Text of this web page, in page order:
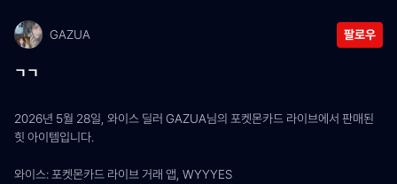
GAZUA 팔로우
ㄱㄱ
2026년 5월 28일, 와이스 딜러 GAZUA님의 포켓몬카드 라이브에서 판매된
힛 아이템입니다.
와이스: 포켓몬카드 라이브 거래 앱, WYYYES